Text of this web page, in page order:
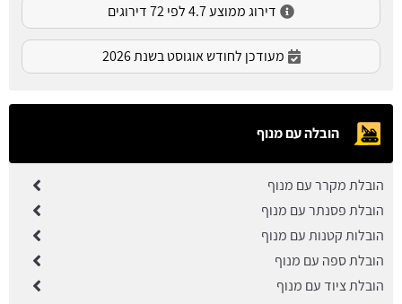
דירוג ממוצע 4.7 לפי 72 דירוגים
מעודכן לחודש אוגוסט בשנת 2026
הובלה עם מנוף
הובלת מקרר עם מנוף
הובלת פסנתר עם מנוף
הובלות קטנות עם מנוף
הובלת ספה עם מנוף
הובלת ציוד עם מנוף